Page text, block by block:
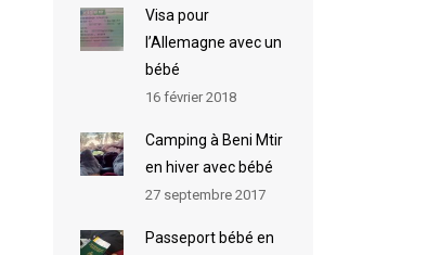
Visa pour
l’Allemagne avec un
bébé
16 février 2018
Camping à Beni Mtir
en hiver avec bébé
27 septembre 2017
Passeport bébé en